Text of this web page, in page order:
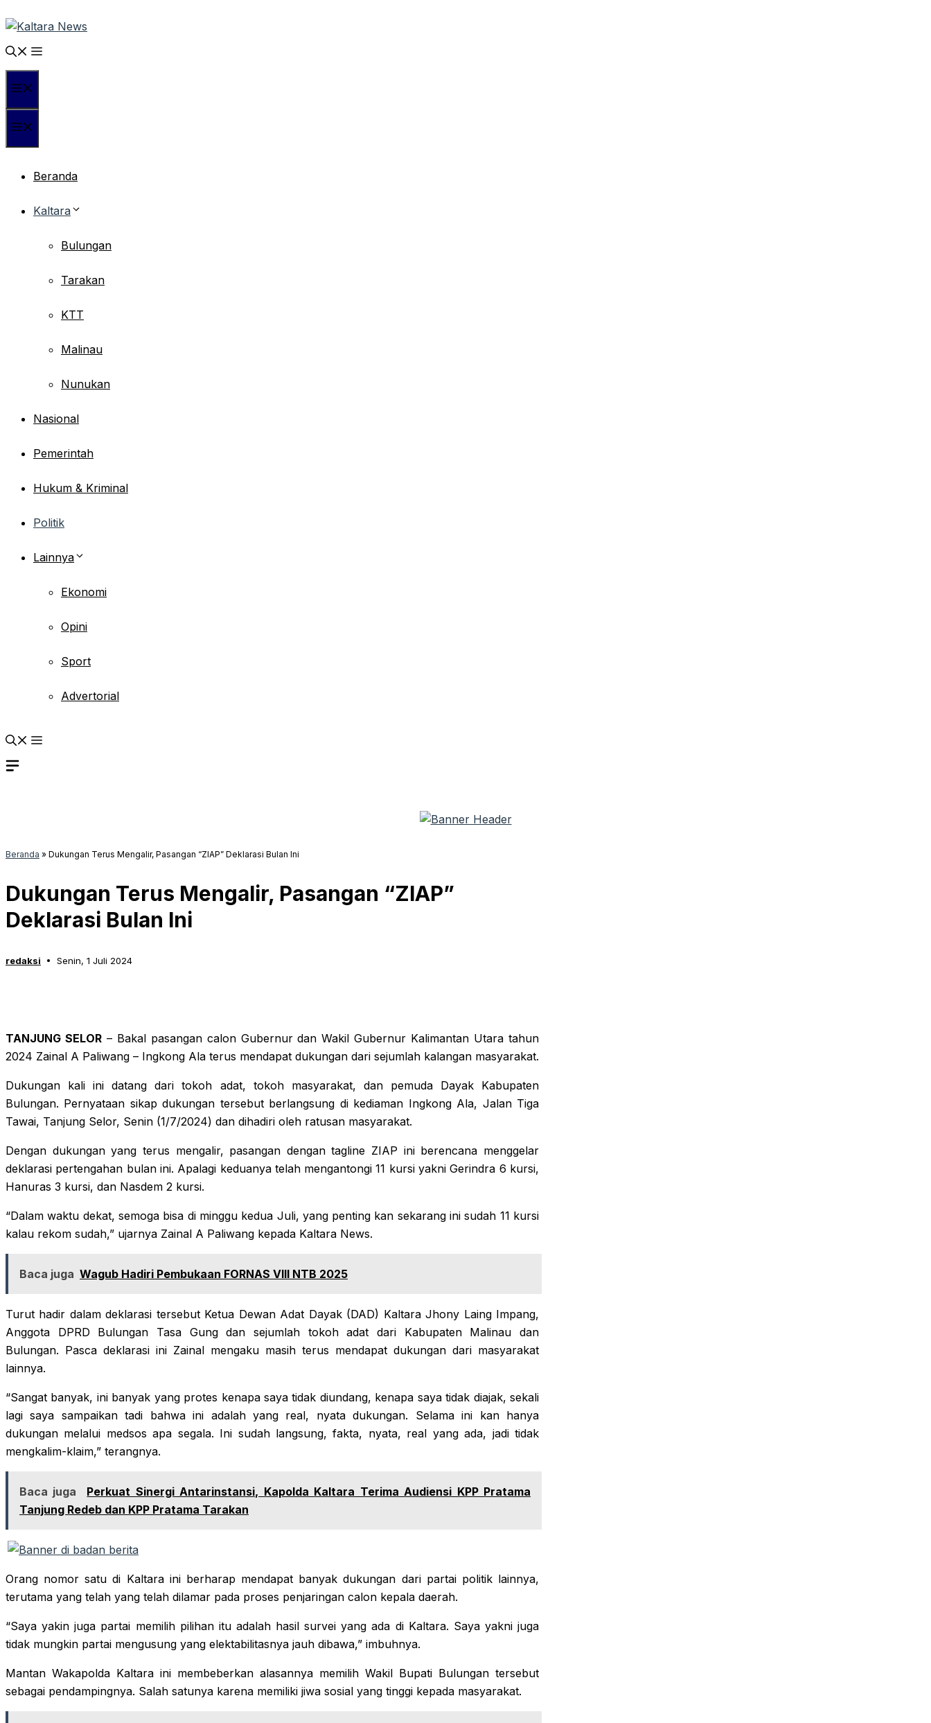
ke
isi
Beranda
Kaltara
Bulungan
Tarakan
KTT
Malinau
Nunukan
Nasional
Pemerintah
Hukum & Kriminal
Politik
Lainnya
Ekonomi
Opini
Sport
Advertorial
Beranda » Dukungan Terus Mengalir, Pasangan “ZIAP” Deklarasi Bulan Ini
Dukungan Terus Mengalir, Pasangan “ZIAP”
Deklarasi Bulan Ini
redaksi Senin, 1 Juli 2024
TANJUNG SELOR– Bakal pasangan calon Gubernur dan Wakil Gubernur Kalimantan Utara tahun
2024 Zainal A Paliwang – Ingkong Ala terus mendapat dukungan dari sejumlah kalangan masyarakat.
Dukungan kali ini datang dari tokoh adat, tokoh masyarakat, dan pemuda Dayak Kabupaten
Bulungan. Pernyataan sikap dukungan tersebut berlangsung di kediaman Ingkong Ala, Jalan Tiga
Tawai, Tanjung Selor, Senin (1/7/2024) dan dihadiri oleh ratusan masyarakat.
Dengan dukungan yang terus mengalir, pasangan dengan tagline ZIAP ini berencana menggelar
deklarasi pertengahan bulan ini. Apalagi keduanya telah mengantongi 11 kursi yakni Gerindra 6 kursi,
Hanuras 3 kursi, dan Nasdem 2 kursi.
“Dalam waktu dekat, semoga bisa di minggu kedua Juli, yang penting kan sekarang ini sudah 11 kursi
kalau rekom sudah,” ujarnya Zainal A Paliwang kepada Kaltara News.
Baca juga Wagub Hadiri Pembukaan FORNAS VIII NTB 2025
Turut hadir dalam deklarasi tersebut Ketua Dewan Adat Dayak (DAD) Kaltara Jhony Laing Impang,
Anggota DPRD Bulungan Tasa Gung dan sejumlah tokoh adat dari Kabupaten Malinau dan
Bulungan. Pasca deklarasi ini Zainal mengaku masih terus mendapat dukungan dari masyarakat
lainnya.
“Sangat banyak, ini banyak yang protes kenapa saya tidak diundang, kenapa saya tidak diajak, sekali
lagi saya sampaikan tadi bahwa ini adalah yang real, nyata dukungan. Selama ini kan hanya
dukungan melalui medsos apa segala. Ini sudah langsung, fakta, nyata, real yang ada, jadi tidak
mengkalim-klaim,” terangnya.
Baca juga
Perkuat Sinergi Antarinstansi, Kapolda Kaltara Terima Audiensi KPP Pratama
Tanjung Redeb dan KPP Pratama Tarakan
Orang nomor satu di Kaltara ini berharap mendapat banyak dukungan dari partai politik lainnya,
terutama yang telah yang telah dilamar pada proses penjaringan calon kepala daerah.
“Saya yakin juga partai memilih pilihan itu adalah hasil survei yang ada di Kaltara. Saya yakni juga
tidak mungkin partai mengusung yang elektabilitasnya jauh dibawa,” imbuhnya.
Mantan Wakapolda Kaltara ini membeberkan alasannya memilih Wakil Bupati Bulungan tersebut
sebagai pendampingnya. Salah satunya karena memiliki jiwa sosial yang tinggi kepada masyarakat.